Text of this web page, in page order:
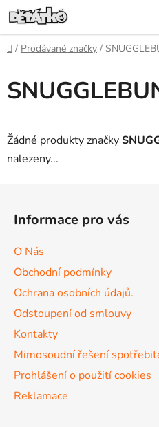
Přejít
na
obsah
Domů
/ Prodávané značky /
Žádné produkty značky
nalezeny...
Informace pro vás
O Nás
Obchodní podmínky
Ochrana osobních údajů.
Odstoupení od smlouvy
Kontakty
Mimosoudní řešení
Prohlášení o použití cookies
Reklamace